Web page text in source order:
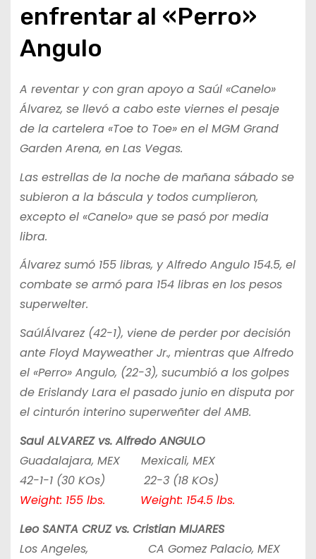
enfrentar al «Perro»
Angulo
A reventar y con gran apoyo a Saúl «Canelo»
Álvarez, se llevó a cabo este viernes el pesaje
de la cartelera «Toe to Toe» en el MGM Grand
Garden Arena, en Las Vegas.
Las estrellas de la noche de mañana sábado se
subieron a la báscula y todos cumplieron,
excepto el «Canelo» que se pasó por media
libra.
Álvarez sumó 155 libras, y Alfredo Angulo 154.5, el
combate se armó para 154 libras en los pesos
superwelter.
SaúlÁlvarez (42-1), viene de perder por decisión
ante Floyd Mayweather Jr., mientras que Alfredo
el «Perro» Angulo, (22-3), sucumbió a los golpes
de Erislandy Lara el pasado junio en disputa por
el cinturón interino superweñter del AMB.
Saul ALVAREZ vs. Alfredo ANGULO
Guadalajara, MEX Mexicali, MEX
42-1-1 (30 KOs) 22-3 (18 KOs)
Weight: 155 lbs. Weight: 154.5 lbs.
Leo SANTA CRUZ vs. Cristian MIJARES
Los Angeles, CA Gomez Palacio, MEX